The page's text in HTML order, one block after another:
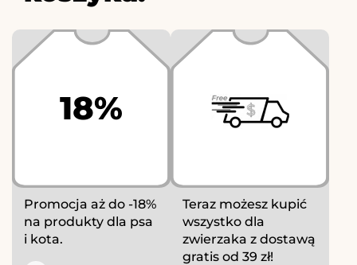
18%
Promocja aż do -18%
na produkty dla psa
i kota.
Teraz możesz kupić
wszystko dla
zwierzaka z dostawą
gratis od 39 zł!